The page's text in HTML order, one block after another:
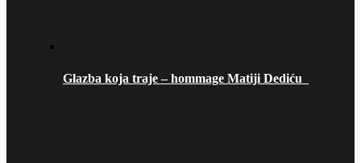
Glazba koja traje – hommage Matiji Dediću